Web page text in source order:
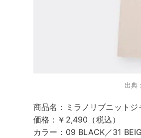
出典
商品名：ミラノリブニットジ
価格：￥2,490（税込）
カラー：09 BLACK／31